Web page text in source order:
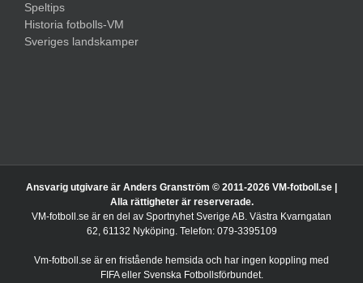
Speltips
Historia fotbolls-VM
Sveriges landskamper
Ansvarig utgivare är Anders Granström © 2011-2026 VM-fotboll.se |
Alla rättigheter är reserverade.
VM-fotboll.se är en del av Sportnyhet Sverige AB. Västra Kvarngatan
62, 61132 Nyköping. Telefon: 079-3395109
Vm-fotboll.se är en fristående hemsida och har ingen koppling med
FIFA eller Svenska Fotbollsförbundet.